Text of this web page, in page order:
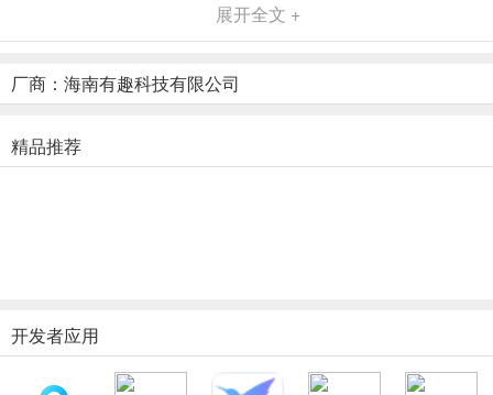
文件传输速度可达12m/s，让远程传输速度有更进一步的提升，随时
【2K30帧高画质】
国内首创远控搭载RTC技术，在传输图片视频和操作流畅度上作了极
大的提升和改进，画面表现最高可达2k30帧，让远程传输速度和画质
直接操作。
todesk远程控制软件入门使用说明：
展开全文 +
厂商：海南有趣科技有限公司
精品推荐
开发者应用